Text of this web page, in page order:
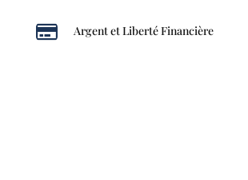
 Argent et Liberté Financière